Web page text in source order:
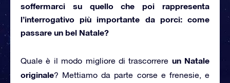
soffermarci su quello che poi rappresenta
l’interrogativo più importante da porci: come
passare un bel Natale?
Quale è il modo migliore di trascorrere un Natale
originale? Mettiamo da parte corse e frenesie, e